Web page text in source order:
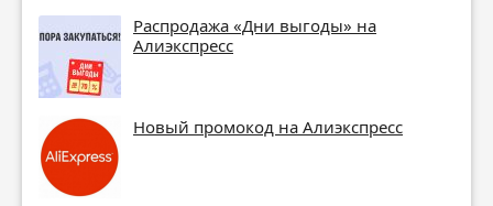
Распродажа «Дни выгоды» на
Алиэкспресс
Новый промокод на Алиэкспресс